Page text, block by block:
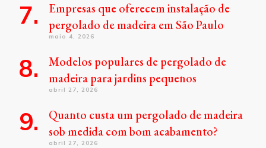
Empresas que oferecem instalação de
pergolado de madeira em São Paulo
maio 4, 2026
Modelos populares de pergolado de
madeira para jardins pequenos
abril 27, 2026
Quanto custa um pergolado de madeira
sob medida com bom acabamento?
abril 27, 2026